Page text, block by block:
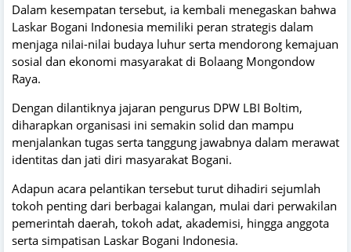
Dalam kesempatan tersebut, ia kembali menegaskan bahwa
Laskar Bogani Indonesia memiliki peran strategis dalam
menjaga nilai-nilai budaya luhur serta mendorong kemajuan
sosial dan ekonomi masyarakat di Bolaang Mongondow
Raya.
Dengan dilantiknya jajaran pengurus DPW LBI Boltim,
diharapkan organisasi ini semakin solid dan mampu
menjalankan tugas serta tanggung jawabnya dalam merawat
identitas dan jati diri masyarakat Bogani.
Adapun acara pelantikan tersebut turut dihadiri sejumlah
tokoh penting dari berbagai kalangan, mulai dari perwakilan
pemerintah daerah, tokoh adat, akademisi, hingga anggota
serta simpatisan Laskar Bogani Indonesia.